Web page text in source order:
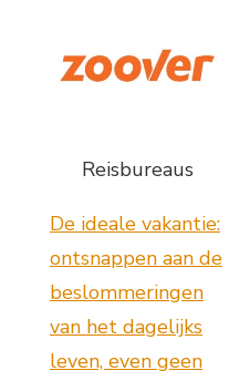
Reisbureaus
De ideale vakantie:
ontsnappen aan de
beslommeringen
van het dagelijks
leven, even geen